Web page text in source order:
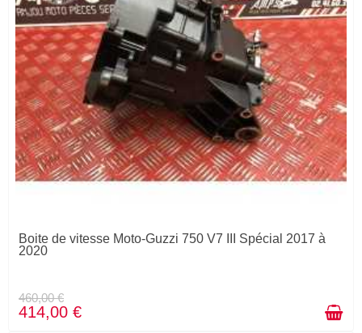
Boite de vitesse Moto-Guzzi 750 V7 III Spécial 2017 à
2020
460,00 €
414,00 €